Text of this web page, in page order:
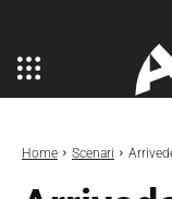
Home Scenari